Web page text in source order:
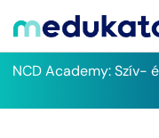
NCD Academy: Szív-